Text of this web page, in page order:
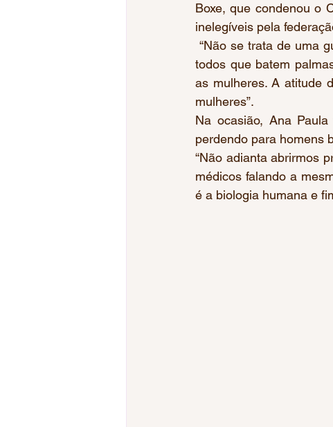
Boxe, que condenou o
inelegíveis pela
“Não se trata de uma guerra cultural, mas de uma guerra declarada contra as mulheres. E
todos que batem
as mulheres. A atitude
mulheres”.
Na ocasião, Ana
perdendo para homens
“Não adianta abrirmos
médicos falando a
é a biologia humana e